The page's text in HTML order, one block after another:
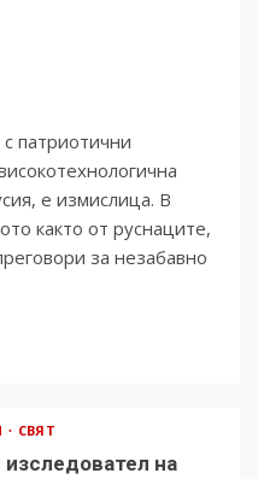
патриотични
е измислица. В
както от руснаците,
за незабавно
СВЯТ
на